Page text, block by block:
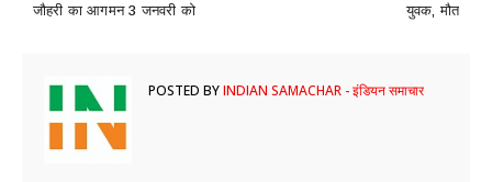
युवक, मौत
जौहरी का आगमन 3 जनवरी को
POSTED BYINDIAN SAMACHAR - इंडियन समाचार